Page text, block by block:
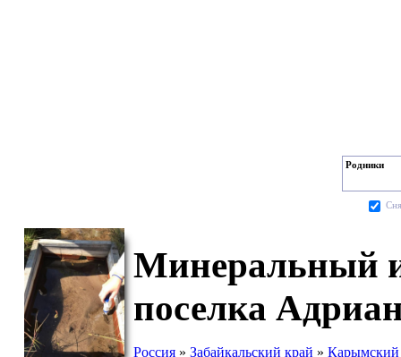
Родники
Минеральный
поселка
Россия »Забайкальский край »Карымский